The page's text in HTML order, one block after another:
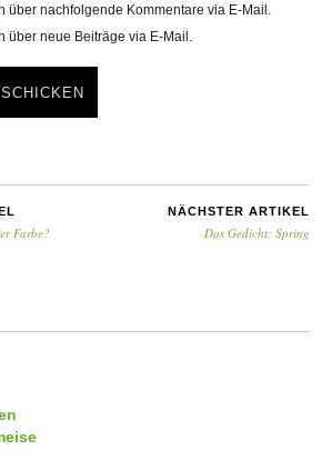
über nachfolgende Kommentare via E-Mail.
über neue Beiträge via E-Mail.
Farbe?
NÄCHSTER ARTIKEL
Das Gedicht: Spring